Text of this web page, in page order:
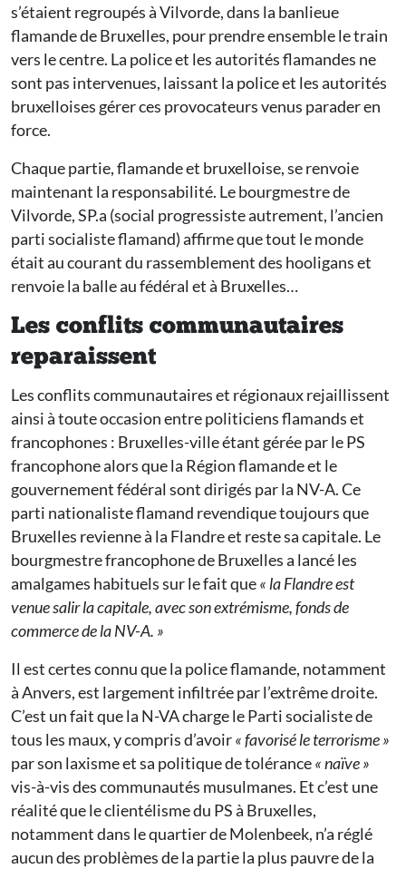
s’étaient regroupés à Vilvorde, dans la banlieue
flamande de Bruxelles, pour prendre ensemble le train
vers le centre. La police et les autorités flamandes ne
sont pas intervenues, laissant la police et les autorités
bruxelloises gérer ces provocateurs venus parader en
force.
Chaque partie, flamande et bruxelloise, se renvoie
maintenant la responsabilité. Le bourgmestre de
Vilvorde, SP.a (social progressiste autrement, l’ancien
parti socialiste flamand) affirme que tout le monde
était au courant du rassemblement des hooligans et
renvoie la balle au fédéral et à Bruxelles…
Les conflits communautaires
reparaissent
Les conflits communautaires et régionaux rejaillissent
ainsi à toute occasion entre politiciens flamands et
francophones : Bruxelles-ville étant gérée par le PS
francophone alors que la Région flamande et le
gouvernement fédéral sont dirigés par la NV-A. Ce
parti nationaliste flamand revendique toujours que
Bruxelles revienne à la Flandre et reste sa capitale. Le
bourgmestre francophone de Bruxelles a lancé les
amalgames habituels sur le fait que« la Flandre est
venue salir la capitale, avec son extrémisme, fonds de
commerce de la NV-A. »
Il est certes connu que la police flamande, notamment
à Anvers, est largement infiltrée par l’extrême droite.
C’est un fait que la N-VA charge le Parti socialiste de
tous les maux, y compris d’avoir« favorisé le terrorisme »
par son laxisme et sa politique de tolérance« naïve »
vis-à-vis des communautés musulmanes. Et c’est une
réalité que le clientélisme du PS à Bruxelles,
notamment dans le quartier de Molenbeek, n’a réglé
aucun des problèmes de la partie la plus pauvre de la